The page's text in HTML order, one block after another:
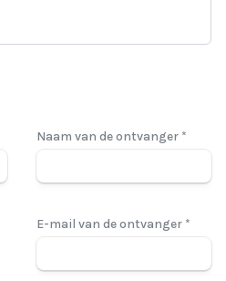
Naam van de ontvanger *
E-mail van de ontvanger *